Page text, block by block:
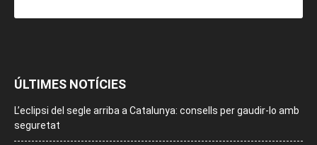
ÚLTIMES NOTÍCIES
L’eclipsi del segle arriba a Catalunya: consells per gaudir-lo amb
seguretat